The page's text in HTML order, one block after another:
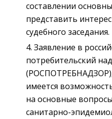
составлении
представить
судебного заседания.
Заявление в
потребительский
(РОСПОТРЕБНАДЗОР),
имеется
на основные
санитарно-